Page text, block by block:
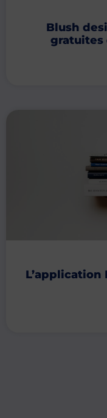
Blush
gratuites
L’application